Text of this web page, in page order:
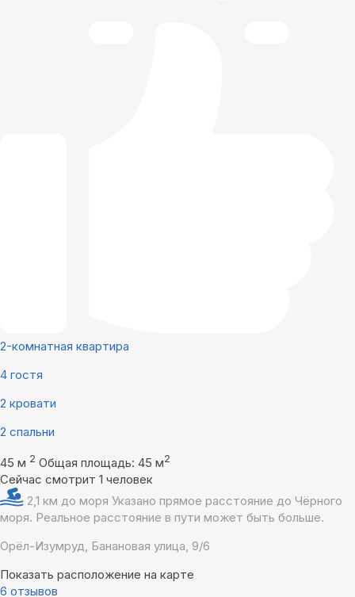
2-комнатная квартира
4 гостя
2 кровати
2 спальни
45 м 2 Общая площадь: 45 м2
Сейчас смотрит 1 человек
2,1 км до моря Указано прямое расстояние до Чёрного
моря. Реальное расстояние в пути может быть больше.
Орёл-Изумруд, Банановая улица, 9/6
Показать расположение на карте
6 отзывов